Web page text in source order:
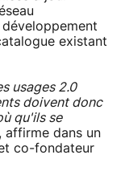
existant
usages 2.0
doivent donc
qu'ils se
, affirme dans un
co-fondateur